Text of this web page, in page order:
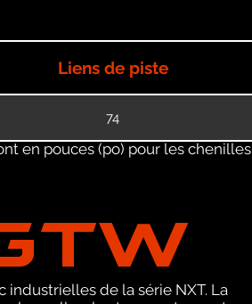
Liens de piste
74
en pouces (po) pour les chenilles
de la série NXT. La